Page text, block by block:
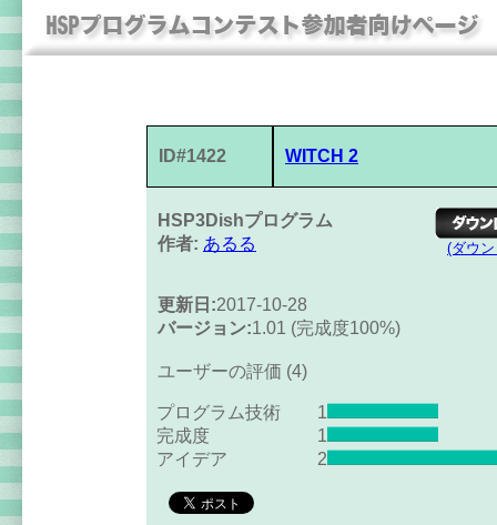
ID#1422 WITCH 2
HSP3Dishプログラム
作者: あるる (ダウ
更新日:2017-10-28
バージョン:1.01 (完成度100%)
ユーザーの評価 (4)
プログラム技術
1
完成度
1
アイデア
2